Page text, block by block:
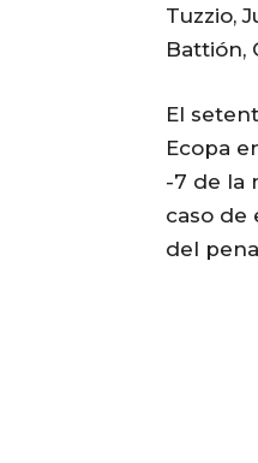
Tuzzio,
Battión,
El
Ecopa
-7 de la
caso de
del